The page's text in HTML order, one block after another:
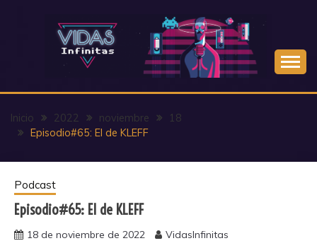
Inicio 2022 noviembre
18
Episodio#65: El de KLEFF
Podcast
Episodio#65: El de KLEFF
18 de noviembre de 2022 VidasInfinitas